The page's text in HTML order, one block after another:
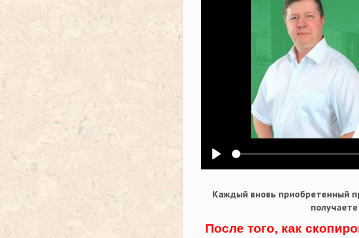
Воспроизвести
Каждый вновь приобретенный
После того, как